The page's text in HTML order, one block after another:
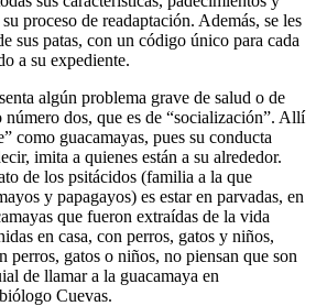
proceso de readaptación. Además, se les
sus patas, con un código único para cada
a su expediente.
algún problema grave de salud o de
número dos, que es de “socialización”. Allí
como guacamayas, pues su conducta
imita a quienes están a su alrededor.
de los psitácidos (familia a la que
y papagayos) es estar en parvadas, en
que fueron extraídas de la vida
en casa, con perros, gatos y niños,
perros, gatos o niños, no piensan que son
de llamar a la guacamaya en
Cuevas.